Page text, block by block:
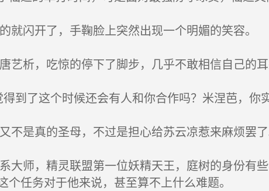
闪开了，手鞠脸上突然出现一个明媚的笑容。
析，吃惊的停下了脚步，几乎不敢相信自己的耳
到了这个时候还会有人和你合作吗？米涅芭，你
是真的圣母，不过是担心给苏云凉惹来麻烦罢了
大师，精灵联盟第一位妖精天王，庭树的身份有
任务对于他来说，甚至算不上什么难题。